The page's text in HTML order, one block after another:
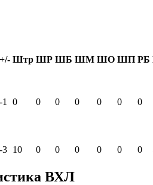
+/- Штр ШР ШБ ШМ ШО ШП РБ
-1 0 0 0 0 0 0 0
-3 10 0 0 0 0 0 0
ВХЛ